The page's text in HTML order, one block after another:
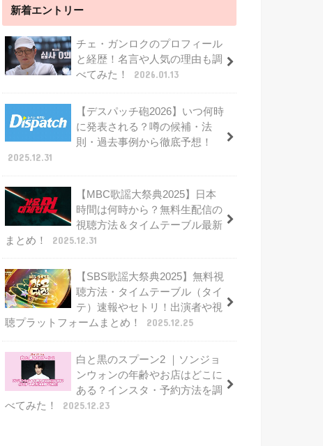
新着エントリー
チェ・ガンロクのプロフィール
と経歴！名言や人気の理由も調
べてみた！
2026.01.13
【デスパッチ砲2026】いつ何時
に発表される？噂の候補・法
則・過去事例から徹底予想！
2025.12.31
【MBC歌謡大祭典2025】日本
時間は何時から？無料生配信の
視聴方法＆タイムテーブル最新
まとめ！
2025.12.31
【SBS歌謡大祭典2025】無料視
聴方法・タイムテーブル（タイ
テ）速報やセトリ！出演者や視
聴プラットフォームまとめ！
2025.12.25
白と黒のスプーン2 ｜ソンジョ
ンウォンの年齢やお店はどこに
ある？インスタ・予約方法を調
べてみた！
2025.12.23